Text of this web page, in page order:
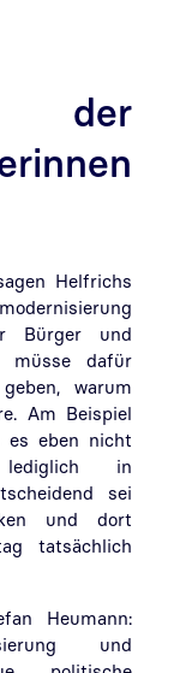
der
Helfrichs
Bürger und
müsse dafür
warum
Am Beispiel
es eben nicht
lediglich in
sei
und dort
tatsächlich
Heumann:
und